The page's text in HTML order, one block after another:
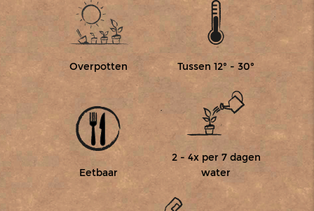
Overpotten Tussen 12° - 30°
Eetbaar
2 - 4x per 7 dagen
water